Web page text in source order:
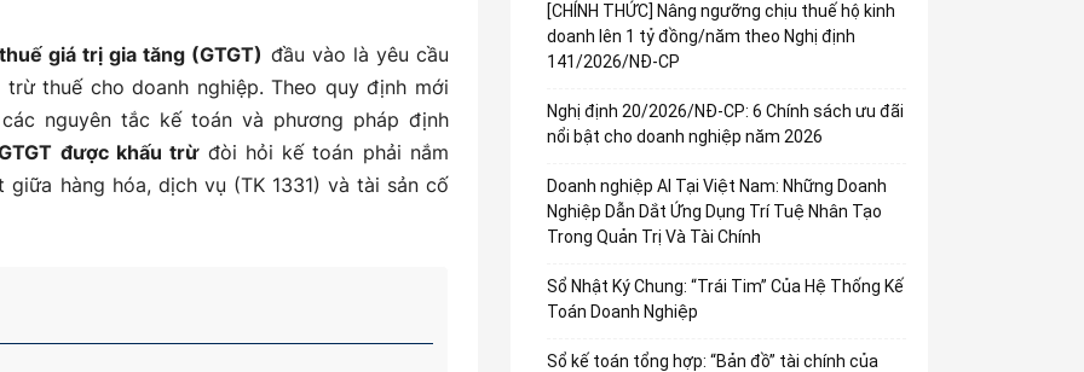
thuế giá trị gia tăng (GTGT) đầu vào là yêu cầu
thuế cho doanh nghiệp. Theo quy định mới
nguyên tắc kế toán và phương pháp định
được khấu trừđòi hỏi kế toán phải nắm
hàng hóa, dịch vụ (TK 1331) và tài sản cố
[CHÍNH THỨC] Nâng ngưỡng chịu thuế hộ kinh
doanh lên 1 tỷ đồng/năm theo Nghị định
141/2026/NĐ-CP
Nghị định 20/2026/NĐ-CP: 6 Chính sách ưu đãi
nổi bật cho doanh nghiệp năm 2026
Doanh nghiệp AI Tại Việt Nam: Những Doanh
Nghiệp Dẫn Dắt Ứng Dụng Trí Tuệ Nhân Tạo
Trong Quản Trị Và Tài Chính
Sổ Nhật Ký Chung: “Trái Tim” Của Hệ Thống Kế
Toán Doanh Nghiệp
Sổ kế toán tổng hợp: “Bản đồ” tài chính của